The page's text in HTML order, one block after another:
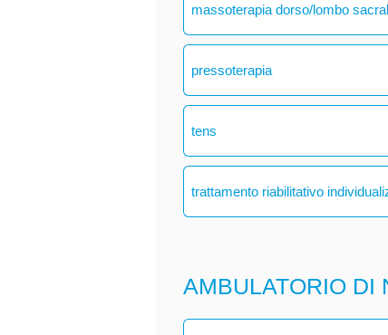
massoterapia dorso/lombo
pressoterapia
tens
trattamento riabilitativo
AMBULATORIO DI